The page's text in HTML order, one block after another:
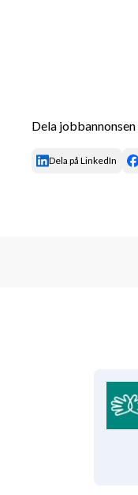
Dela jobbannonsen
Dela på LinkedIn